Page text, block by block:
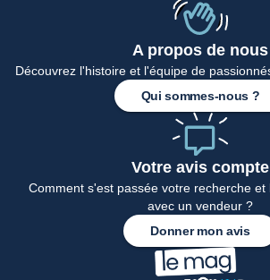
A propos de nous
Découvrez l'histoire et l'équipe de
Qui sommes-nous ?
Votre avis compte
Comment s'est passée votre recherche et
avec un vendeur ?
Donner mon avis